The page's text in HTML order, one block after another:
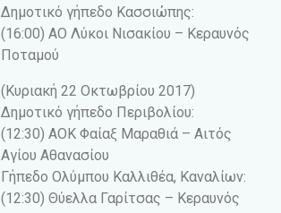
Δημοτικό γήπεδο Κασσιώπης:
(16:00) ΑΟ Λύκοι Νισακίου – Κεραυνός
Ποταμού
(Κυριακή 22 Οκτωβρίου 2017)
Δημοτικό γήπεδο Περιβολίου:
(12:30) ΑΟΚ Φαίαξ Μαραθιά – Αιτός
Αγίου Αθανασίου
Γήπεδο Ολύμπου Καλλιθέα, Καναλίων:
(12:30) Θύελλα Γαρίτσας – Κεραυνός